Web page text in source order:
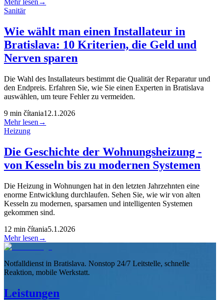
Mehr lesen →
Sanitär
Wie wählt man einen Installateur in
Bratislava: 10 Kriterien, die Geld und
Nerven sparen
Die Wahl des Installateurs bestimmt die Qualität der Reparatur und
den Endpreis. Erfahren Sie, wie Sie einen Experten in Bratislava
auswählen, um teure Fehler zu vermeiden.
9 min čítania12.1.2026
Mehr lesen →
Heizung
Die Geschichte der Wohnungsheizung -
von Kesseln bis zu modernen Systemen
Die Heizung in Wohnungen hat in den letzten Jahrzehnten eine
enorme Entwicklung durchlaufen. Sehen Sie, wie wir von alten
Kesseln zu modernen, sparsamen und intelligenten Systemen
gekommen sind.
12 min čítania5.1.2026
Mehr lesen →
Notfalldienst in Bratislava. Nonstop 24/7 Leitstelle, schnelle
Reaktion, mobile Werkstatt.
Leistungen